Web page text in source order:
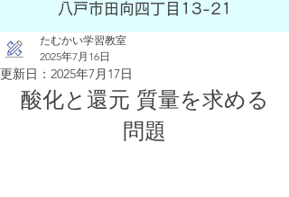
​八戸市田向四丁目13-21
たむかい学習教室
2025年7月16日
更新日： 2025年7月17日
酸化と還元 質量を求める
問題